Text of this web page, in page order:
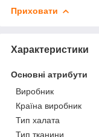
Приховати
Характеристики
Основні атрибути
Виробник
Країна виробник
Тип халата
Тип тканини